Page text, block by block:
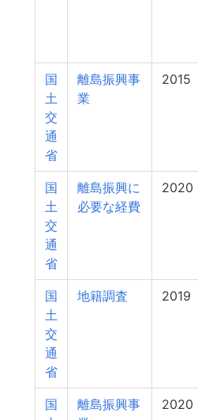
国
土
交
通
省
離島振興事
業
2015
国
土
交
通
省
離島振興に
必要な経費
2020
国
土
交
通
省
地籍調査 2019
国
離島振興事
2020